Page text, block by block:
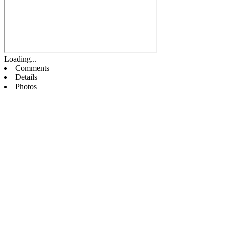
Loading...
Comments
Details
Photos